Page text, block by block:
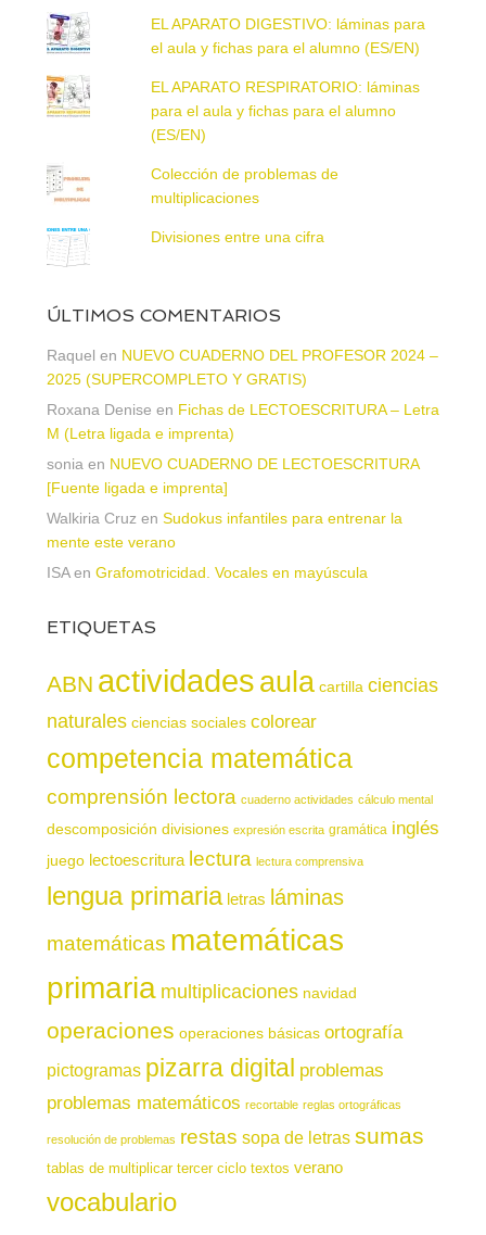
EL APARATO DIGESTIVO: láminas para
el aula y fichas para el alumno (ES/EN)
EL APARATO RESPIRATORIO: láminas
para el aula y fichas para el alumno
(ES/EN)
Colección de problemas de
multiplicaciones
Divisiones entre una cifra
ÚLTIMOS COMENTARIOS
Raquel en NUEVO CUADERNO DEL PROFESOR 2024 –
2025 (SUPERCOMPLETO Y GRATIS)
Roxana Denise en Fichas de LECTOESCRITURA – Letra
M (Letra ligada e imprenta)
sonia en NUEVO CUADERNO DE LECTOESCRITURA
[Fuente ligada e imprenta]
Walkiria Cruz en Sudokus infantiles para entrenar la
mente este verano
ISAen Grafomotricidad. Vocales en mayúscula
ETIQUETAS
ABN actividadesaula cartilla ciencias
naturales ciencias sociales colorear
competencia matemática
comprensión lectora cuaderno actividades cálculo mental
descomposición divisiones expresión escrita gramática inglés
juego lectoescritura lectura lectura comprensiva
lengua primaria letras láminas
matemáticas matemáticas
primaria multiplicaciones navidad
operaciones operaciones básicas ortografía
pictogramas pizarra digital problemas
problemas matemáticos recortable reglas ortográficas
resolución de problemas restas sopa de letras sumas
tablas de multiplicar tercer ciclo textos verano
vocabulario